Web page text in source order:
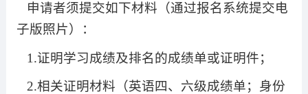
申请者须提交如下材料（通过报名系统提交电
子版照片）：
1.证明学习成绩及排名的成绩单或证明件；
2.相关证明材料（英语四、六级成绩单； 身份